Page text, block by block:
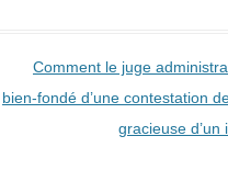
Comment le juge
bien-fondé d’une contestation
gracieuse d’un